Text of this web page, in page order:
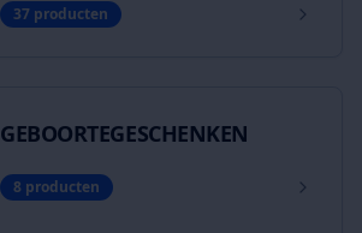
37 producten
GEBOORTEGESCHENKEN
8 producten